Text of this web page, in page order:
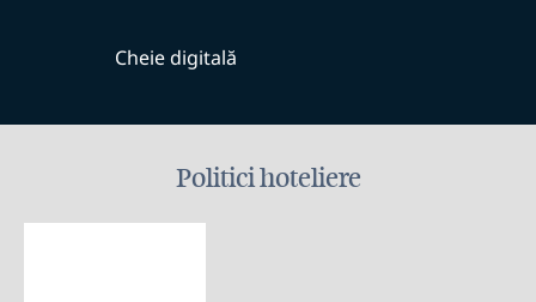
Cheie digitală
Politici hoteliere